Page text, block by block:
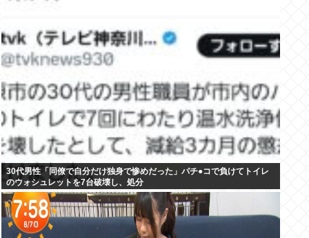
30代男性「同僚で自分だけ独身で惨めだった」パチ●コで負けてトイレ
のウォシュレットを7台破壊し、処分